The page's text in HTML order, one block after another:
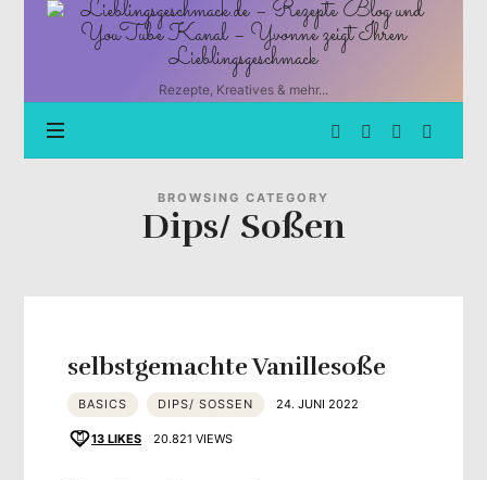
Lieblingsgeschmack.de
Rezepte
und
YouTube
Kanal
Rezepte, Kreatives & mehr...
BROWSING CATEGORY
Dips/ Soßen
selbstgemachte Vanillesoße
BASICS DIPS/ SOSSEN 24. JUNI 2022
13 LIKES 20.821 VIEWS